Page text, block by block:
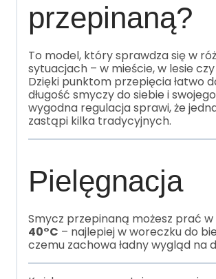
przepinaną?
To model, który sprawdza się w
sytuacjach – w mieście, w lesie
Dzięki punktom przepięcia łatwo
długość smyczy do siebie i
wygodna regulacja sprawi, że
zastąpi kilka tradycyjnych.
Pielęgnacja
Smycz przepinaną możesz prać
40°C – najlepiej w woreczku do
czemu zachowa ładny wygląd na